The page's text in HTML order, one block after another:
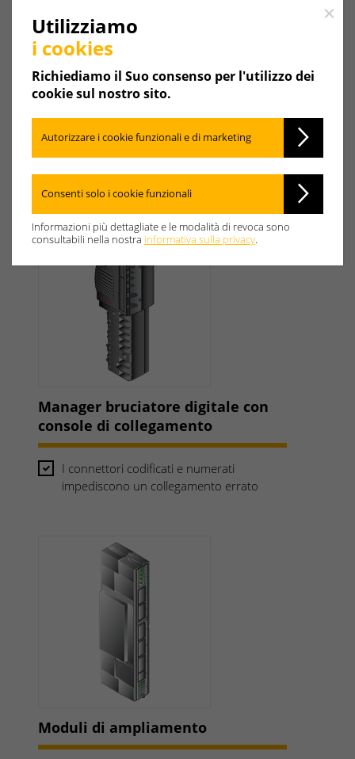
Manager bruciatore digitale con
console di collegamento
I connettori codificati e numerati
impediscono un collegamento errato
Moduli di ampliamento
Close
Utilizziamo
i cookies
Richiediamo il Suo consenso per l'utilizzo dei
cookie sul nostro sito.
Autorizzare i cookie funzionali e di marketing
Consenti solo i cookie funzionali
Informazioni più dettagliate e le modalità di revoca sono
consultabili nella nostra informativa sulla privacy.